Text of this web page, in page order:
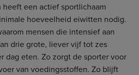
een actief sportlichaam
hoeveelheid eiwitten nodig.
mensen die intensief aan
drie grote, liever vijf tot zes
dag eten. Zo zorgt de sporter voor
van voedingsstoffen. Zo blijft